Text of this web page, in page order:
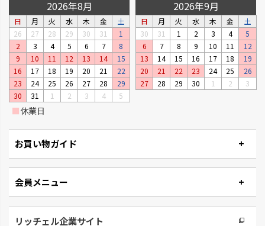
シンプルで機能的です。
浴室の壁面パネルとコーディネー
トできます。
凹凸がなくお手入れしやすい形
状です。
使いやすい生活の必需品です。
2026年8月
日 月 火 水 木 金
土
26
27 28 29 30 31
1
2
3 4 5 6 7
8
9
10 11 12 13 14
15
16
17 18 19 20 21
22
23
24 25 26 27 28
29
30
31 1 2 3 4 5
2026年9月
日 月 火 水 木 金
土
30
31 1 2 3 4
5
6
7 8 9 10 11
12
13
14 15 16 17 18
19
20
21 22 23 24 25
26
27
28 29 30 1 2 3
■休業日
お買い物ガイド
会員メニュー
リッチェル企業サイト